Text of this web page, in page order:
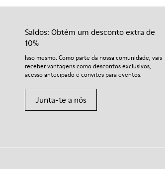
Saldos: Obtém um desconto extra de
10%
Isso mesmo. Como parte da nossa comunidade, vais
receber vantagens como descontos exclusivos,
acesso antecipado e convites para eventos.
Junta-te a nós